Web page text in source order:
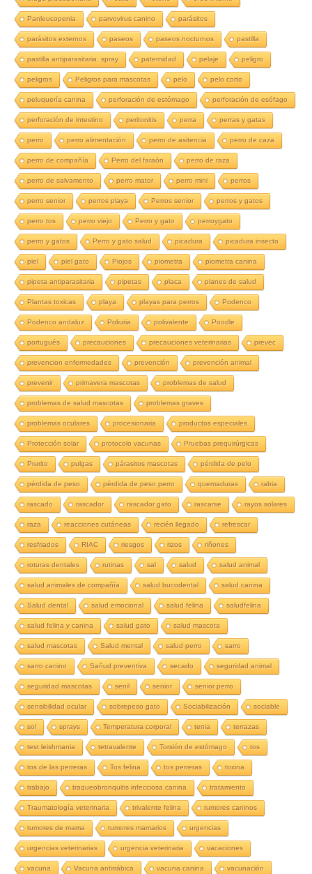
Panleucopenia parvovirus canino parásitos
parásitos externos paseos paseos nocturnos pastilla
pastilla antiparasitaria. spray paternidad pelaje peligro
peligros Peligros para mascotas pelo pelo corto
peluquería canina perforación de estómago perforación de esófago
perforación de intestino peritonitis perra perras y gatas
perro perro alimentación perro de asitencia perro de caza
perro de compañía Perro del faraón perro de raza
perro de salvamento perro mator perro mini perros
perro senior perros playa Perros senior perros y gatos
perro tos perro viejo Perro y gato perroygato
perro y gatos Perro y gato salud picadura picadura insecto
piel piel gato Piojos piometra piometra canina
pipeta antiparasitaria pipetas placa planes de salud
Plantas toxicas playa playas para perros Podenco
Podenco andaluz Poliuria polivalente Poodle
portugués precauciones precauciones veterinarias prevec
prevencion enfermedades prevención prevención animal
prevenir primavera mascotas problemas de salud
problemas de salud mascotas problemas graves
problemas oculares procesionaria productos especiales
Protección solar protocolo vacunas Pruebas prequirúrgicas
Prurito pulgas párasitos mascotas pérdida de pelo
pérdida de peso pérdida de peso perro quemaduras rabia
rascado rascador rascador gato rascarse rayos solares
raza reacciones cutáneas recién llegado refrescar
resfriados RIAC riesgos rizos riñones
roturas dentales rutinas sal salud salud animal
salud animales de compañía salud bucodental salud canina
Salud dental salud emocional salud felina saludfelina
salud felina y canina salud gato salud mascota
salud mascotas Salud mental salud perro sarro
sarro canino Sañud preventiva secado seguridad animal
seguridad mascotas senil senior senior perro
sensibilidad ocular sobrepeso gato Sociabilización sociable
sol sprays Temperatura corporal tenia terrazas
test leishmania tetravalente Torsión de estómago tos
tos de las perreras Tos felina tos perreras toxina
trabajo traqueobronquitis infecciosa canina tratamiento
Traumatología veterinaria trivalente felina tumores caninos
tumores de mama tumores mamarios urgencias
urgencias veterinarias urgencia veterinaria vacaciones
vacuna Vacuna antirrábica vacuna canina vacunación